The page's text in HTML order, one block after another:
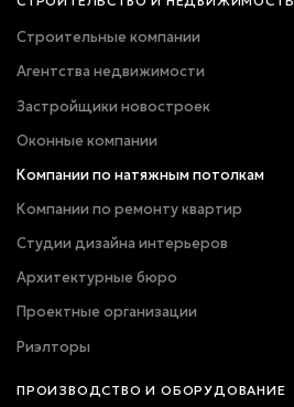
Строительные компании
Агентства недвижимости
Застройщики новостроек
Оконные компании
Компании по натяжным потолкам
Компании по ремонту квартир
Студии дизайна интерьеров
Архитектурные бюро
Проектные организации
Риэлторы
ПРОИЗВОДСТВО И ОБОРУДОВАНИЕ